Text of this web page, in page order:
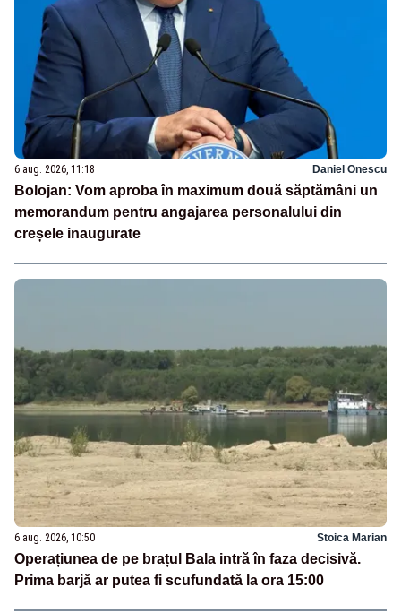
6 aug. 2026, 11:18 Daniel Onescu
Bolojan: Vom aproba în maximum două săptămâni un
memorandum pentru angajarea personalului din
creșele inaugurate
6 aug. 2026, 10:50 Stoica Marian
Operațiunea de pe brațul Bala intră în faza decisivă.
Prima barjă ar putea fi scufundată la ora 15:00